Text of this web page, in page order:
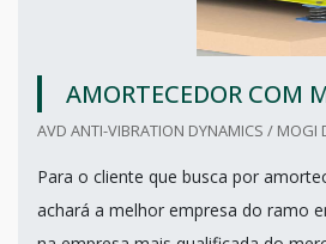
AMORTECEDOR COM
AVD ANTI-VIBRATION DYNAMICS / MOGI
Para o cliente que busca por
achará a melhor empresa do ramo